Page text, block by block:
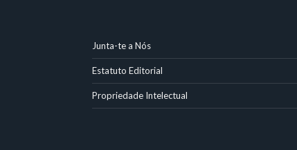
Junta-te a Nós
Estatuto Editorial
Propriedade Intelectual